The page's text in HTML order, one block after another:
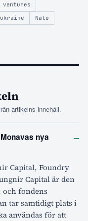
ventures
ukraine Nato
artikelns innehåll.
nya
–
Capital, Foundry
Capital är den
och fondens
tar samtidigt plats i
användas för att